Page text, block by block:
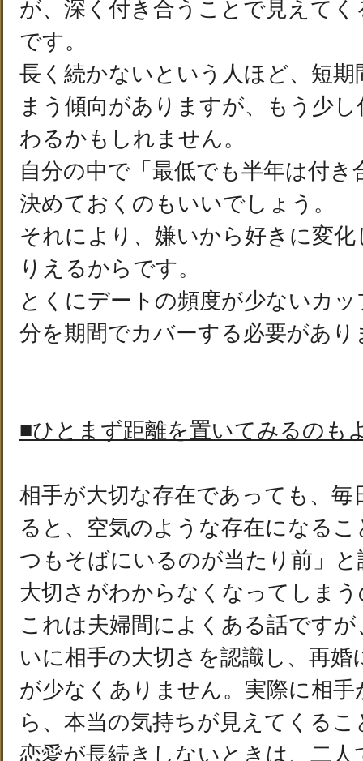
が、深く付き合うことで見えて
です。
長く続かないという人ほど、短
まう傾向がありますが、もう少
わるかもしれません。
自分の中で「最低でも半年は付
決めておくのもいいでしょう。
それにより、嫌いから好きに変
りえるからです。
とくにデートの頻度が少ないカ
分を期間でカバーする必要があり
■ひとまず距離を置いてみるのも
相手が大切な存在であっても、
ると、空気のような存在になる
つもそばにいるのが当たり前」
大切さがわからなくなってしま
これは夫婦間によくある話です
いに相手の大切さを認識し、再
が少なくありません。実際に相
ら、本当の気持ちが見えてくる
恋愛が長続きしないときは、二人